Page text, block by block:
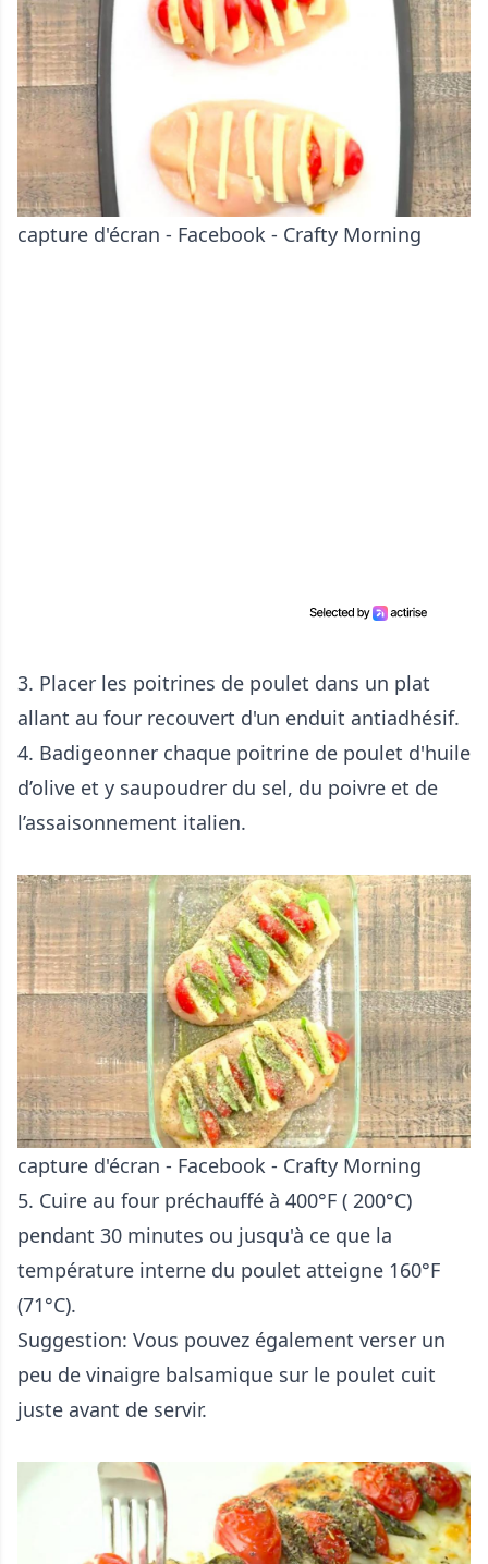
capture d'écran - Facebook - Crafty Morning
3. Placer les poitrines de poulet dans un plat
allant au four recouvert d'un enduit antiadhésif.
4. Badigeonner chaque poitrine de poulet d'huile
d’olive et y saupoudrer du sel, du poivre et de
l’assaisonnement italien.
capture d'écran - Facebook - Crafty Morning
5. Cuire au four préchauffé à 400°F ( 200°C)
pendant 30 minutes ou jusqu'à ce que la
température interne du poulet atteigne 160°F
(71°C).
Suggestion: Vous pouvez également verser un
peu de vinaigre balsamique sur le poulet cuit
juste avant de servir.